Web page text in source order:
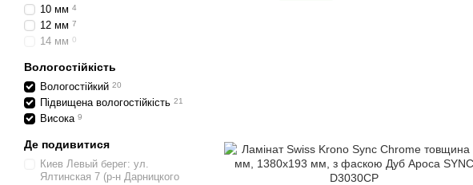
10 мм 4
12 мм 7
14 мм 0
Вологостійкість
Вологостійкий 20
Підвищена вологостійкість 21
Висока 9
Де подивитися
Киев Левый берег: ул.
Ялтинская 7 (р-н Дарницкого